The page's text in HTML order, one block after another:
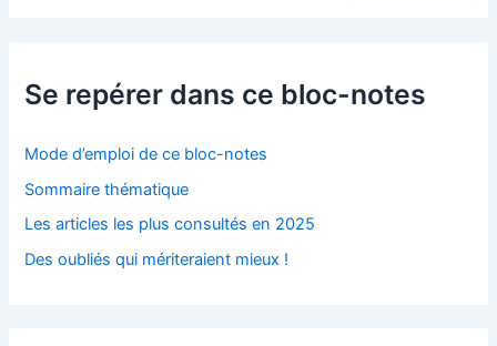
Se repérer dans ce bloc-notes
Mode d’emploi de ce bloc-notes
Sommaire thématique
Les articles les plus consultés en 2025
Des oubliés qui mériteraient mieux !